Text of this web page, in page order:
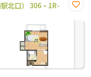
北口） 306・1R-
に入